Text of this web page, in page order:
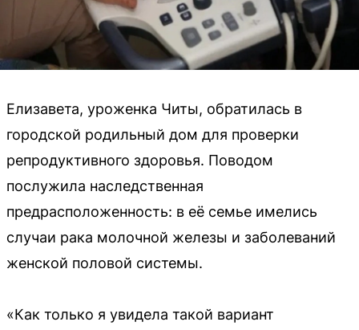
Елизавета, уроженка Читы, обратилась в
городской родильный дом для проверки
репродуктивного здоровья. Поводом
послужила наследственная
предрасположенность: в её семье имелись
случаи рака молочной железы и заболеваний
женской половой системы.
«Как только я увидела такой вариант